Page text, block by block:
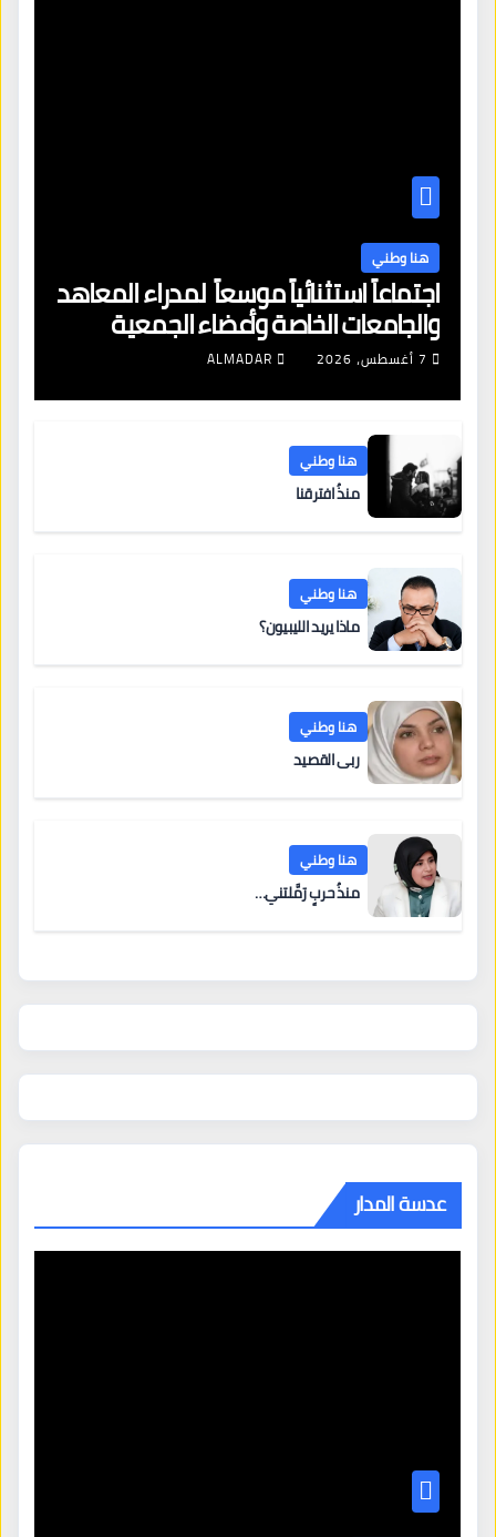
هنا وطني
اجتماعاً استثنائياً موسعاً لمدراء المعاهد
والجامعات الخاصة وأعضاء الجمعية
العمومية للنقابة العامة لمؤسسات
التعليم والتدريب الخاص في ليبيا
7 أغسطس، 2026 ALMADAR
هنا وطني
منذُ افترقنا
هنا وطني
ماذا يريد الليبيون؟
هنا وطني
ربى القصيد
هنا وطني
منذُ حربٍ رَمَّلتني…
عدسة المدار